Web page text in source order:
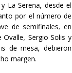
La Serena, desde el
por el número de
de semifinales, en
Sergio Solis y
de mesa, debieron
margen.